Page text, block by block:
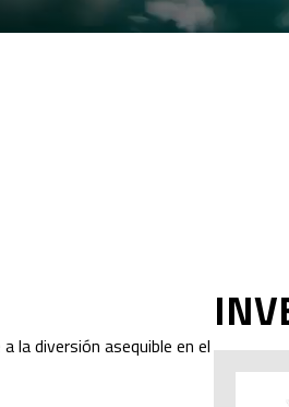
la diversión asequible en el